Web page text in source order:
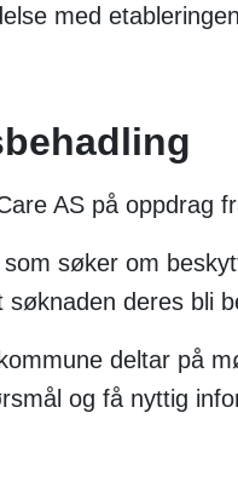
med
AS på oppdrag
søker om
deres bli
deltar på
og få nyttig